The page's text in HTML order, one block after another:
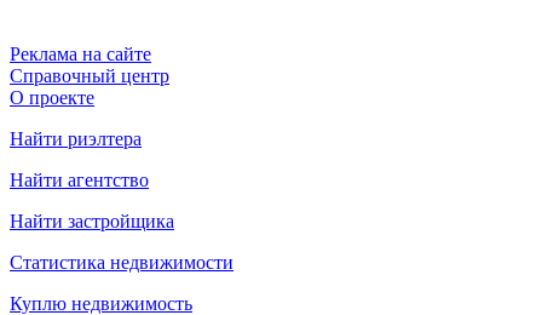
Реклама на сайте
Справочный центр
О проекте
Найти риэлтера
Найти агентство
Найти застройщика
Статистика недвижимости
Куплю недвижимость